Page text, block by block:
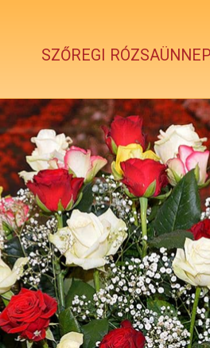
SZŐREGI RÓZSAÜNNEP